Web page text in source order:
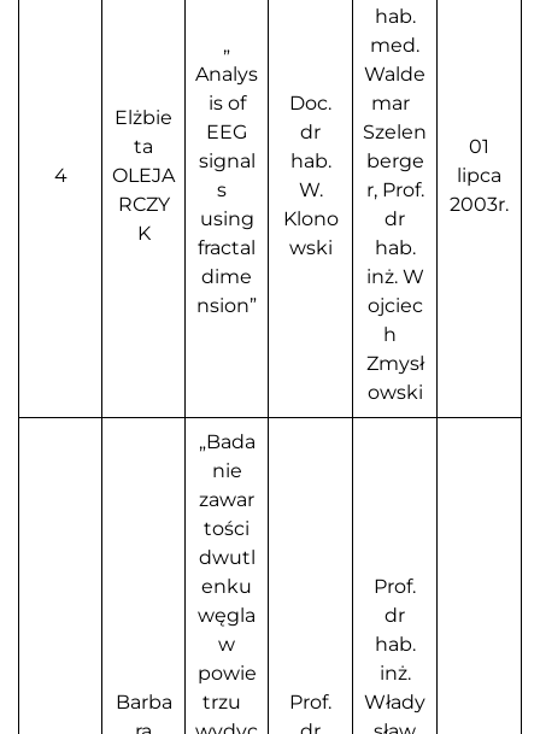
4
Elżbie
ta
OLEJA
RCZY
K
„
Analys
is of
EEG
signal
s
using
fractal
dime
nsion”
Doc.
dr
hab.
W.
Klono
wski
hab.
med.
Walde
mar
Szelen
berge
r, Prof.
dr
hab.
inż. W
ojciec
h
Zmysł
owski
01
lipca
2003r.
Barba
„Bada
nie
zawar
tości
dwutl
enku
węgla
w
powie
trzu
Prof.
Prof.
dr
hab.
inż.
Włady